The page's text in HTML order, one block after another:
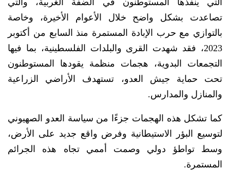
التي ينفذها المستوطنون في الضفة الغربية، والتي
تصاعدت بشكل واضح خلال الأعوام الأخيرة، وخاصة
بالتوازي مع حرب الإبادة المستمرة منذ السابع من أكتوبر
2023، فقد شهدت القرى والبلدات الفلسطينية، بما فيها
التجمعات البدوية، هجمات منظمة يقودها المستوطنون
تحت حماية جيش العدو، تستهدف الأراضي الزراعية
والمنازل والمدارس.
كما تشكل هذه الهجمات جزءًا من سياسة العدو الصهيوني
لتوسيع البؤر الاستيطانية وفرض واقع جديد على الأرض،
وسط تواطؤ دولي وصمت أممي تجاه هذه الجرائم
المستمرة.